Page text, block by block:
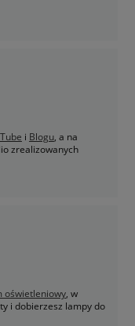
i Blogu, a na
zrealizowanych
oświetleniowy, w
i dobierzesz lampy do